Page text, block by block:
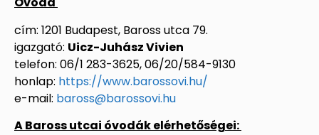
cím: 1201 Budapest, Baross utca 79.
igazgató: Uicz-Juhász Vivien
telefon: 06/1 283-3625, 06/20/584-9130
honlap: https://www.barossovi.hu/
e-mail: baross@barossovi.hu
A Baross utcai óvodák elérhetőségei: